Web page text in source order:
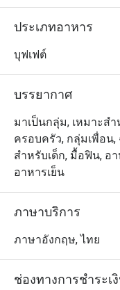
และบุฟเฟ่ต์อาหารค่ำ
ประเภทอาหาร
บุฟเฟต์
บรรยากาศ
มาเป็นกลุ่ม, เหมาะส
ครอบครัว, กลุ่มเพื่อน,
สำหรับเด็ก, มื้อฟิน, อ
อาหารเย็น
ภาษาบริการ
ภาษาอังกฤษ, ไทย
ช่องทางการชำระเ